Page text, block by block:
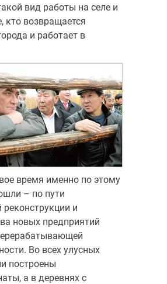
вид работы на селе и
кто возвращается
и работает в
время именно по этому
– по пути
и
новых предприятий
Во всех улусных
построены
а в деревнях с